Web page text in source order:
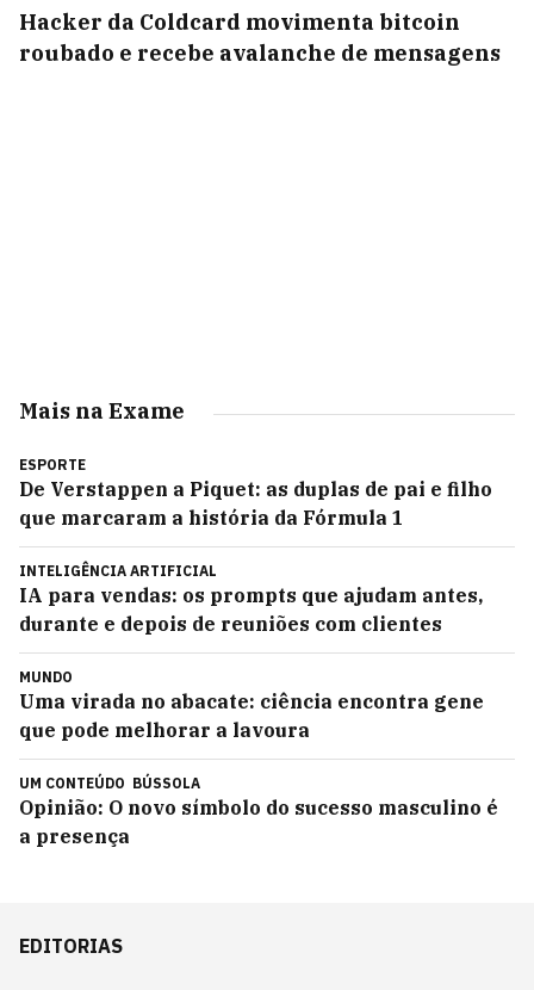
Hacker da Coldcard movimenta bitcoin
roubado e recebe avalanche de mensagens
Mais na Exame
ESPORTE
De Verstappen a Piquet: as duplas de pai e filho
que marcaram a história da Fórmula 1
INTELIGÊNCIA ARTIFICIAL
IA para vendas: os prompts que ajudam antes,
durante e depois de reuniões com clientes
MUNDO
Uma virada no abacate: ciência encontra gene
que pode melhorar a lavoura
UM CONTEÚDO BÚSSOLA
Opinião: O novo símbolo do sucesso masculino é
a presença
EDITORIAS